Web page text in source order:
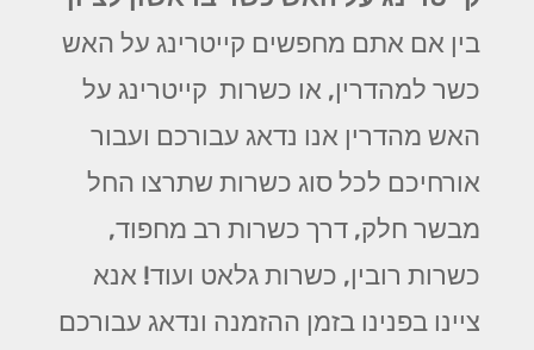
בין אם אתם מחפשים קייטרינג על האש
כשר למהדרין, או כשרות קייטרינג על
האש מהדרין אנו נדאג עבורכם ועבור
אורחיכם לכל סוג כשרות שתרצו החל
מבשר חלק, דרך כשרות רב מחפוד,
כשרות רובין, כשרות גלאט ועוד! אנא
ציינו בפנינו בזמן ההזמנה ונדאג עבורכם